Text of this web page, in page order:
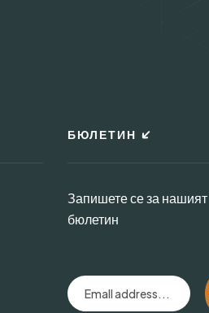
БЮЛЕТИН
Запишете се за нашият
бюлетин